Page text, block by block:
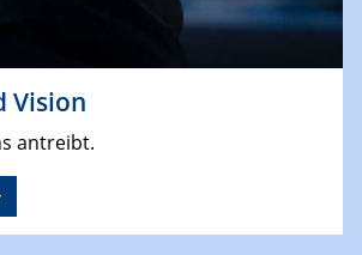
Vision
antreibt.